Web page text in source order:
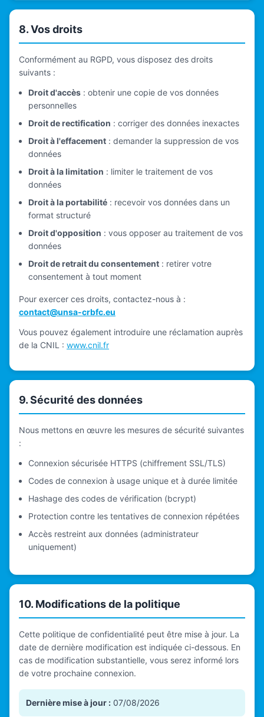
8. Vos droits
Conformément au RGPD, vous disposez des droits
suivants :
Droit d'accès : obtenir une copie de vos données
personnelles
Droit de rectification : corriger des données inexactes
Droit à l'effacement : demander la suppression de vos
données
Droit à la limitation : limiter le traitement de vos
données
Droit à la portabilité : recevoir vos données dans un
format structuré
Droit d'opposition : vous opposer au traitement de vos
données
Droit de retrait du consentement : retirer votre
consentement à tout moment
Pour exercer ces droits, contactez-nous à :
contact@unsa-crbfc.eu
Vous pouvez également introduire une réclamation auprès
de la CNIL : www.cnil.fr
9. Sécurité des données
Nous mettons en œuvre les mesures de sécurité suivantes
:
Connexion sécurisée HTTPS (chiffrement SSL/TLS)
Codes de connexion à usage unique et à durée limitée
Hashage des codes de vérification (bcrypt)
Protection contre les tentatives de connexion répétées
Accès restreint aux données (administrateur
uniquement)
10. Modifications de la politique
Cette politique de confidentialité peut être mise à jour. La
date de dernière modification est indiquée ci-dessous. En
cas de modification substantielle, vous serez informé lors
de votre prochaine connexion.
Dernière mise à jour : 07/08/2026